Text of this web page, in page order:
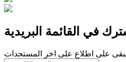
في القائمة البريدية
لتبقى على اطلاع على اخر المستجدات